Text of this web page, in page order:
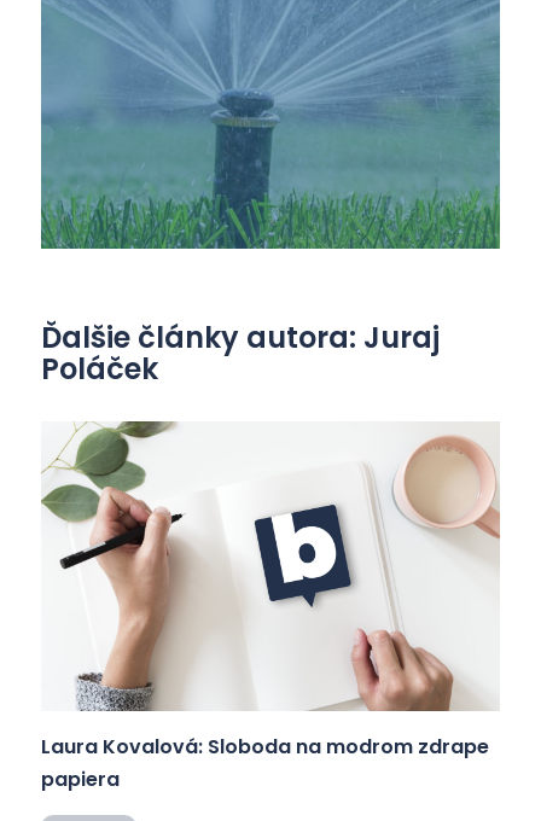
Ďalšie články autora: Juraj
Poláček
Laura Kovalová: Sloboda na modrom zdrape
papiera